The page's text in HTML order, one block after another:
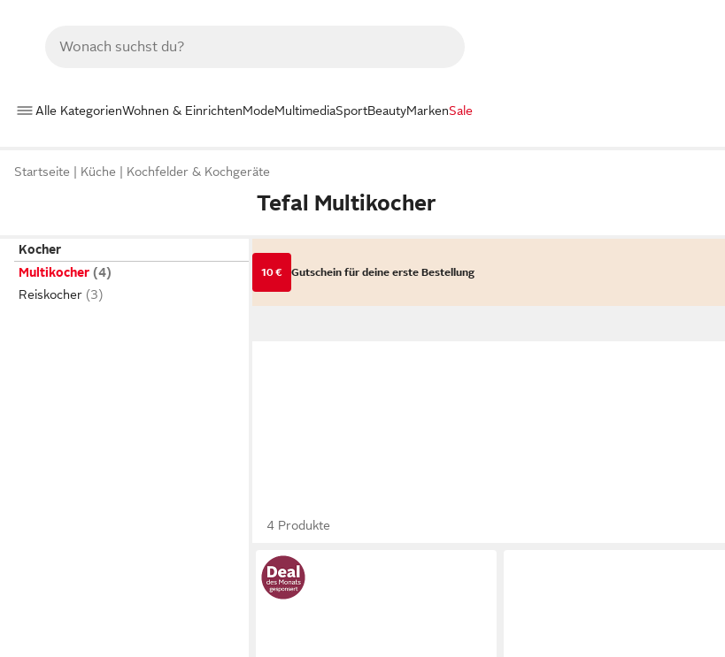
Alle KategorienWohnen & EinrichtenModeMultimediaSportBeautyMarkenSale
Startseite Küche Kochfelder & Kochgeräte
Tefal Multikocher
Kocher
Multikocher
Reiskocher
10 € Gutschein für deine erste Bestellung
4 Produkte